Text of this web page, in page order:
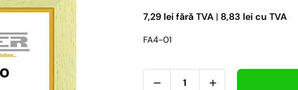
7,29 lei fără TVA | 8,83 lei cu TVA
FA4-01